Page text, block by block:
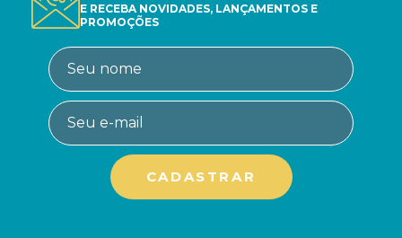
E RECEBA NOVIDADES, LANÇAMENTOS E
PROMOÇÕES